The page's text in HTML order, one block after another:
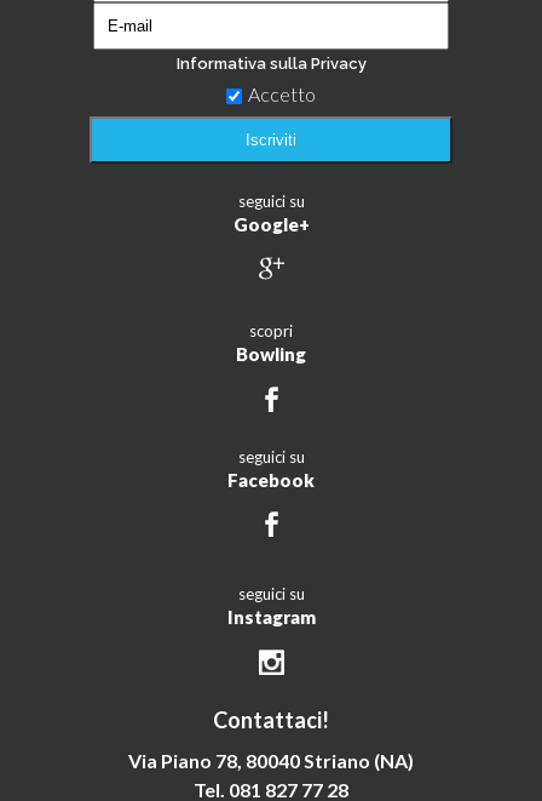
Informativa sulla Privacy
Accetto
seguici su
Google+
scopri
Bowling
seguici su
Facebook
seguici su
Instagram
Contattaci!
Via Piano 78, 80040 Striano (NA)
Tel. 081 827 77 28